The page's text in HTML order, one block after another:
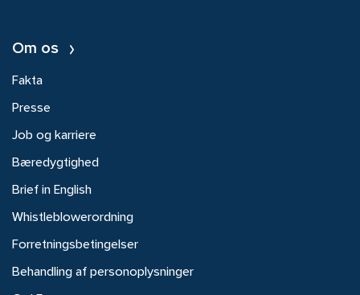
Om os
Fakta
Presse
Job og karriere
Bæredygtighed
Brief in English
Whistleblowerordning
Forretningsbetingelser
Behandling af personoplysninger